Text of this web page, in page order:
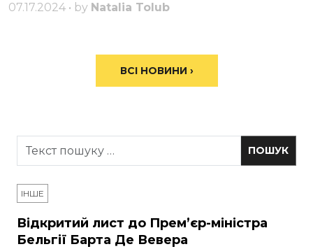
07.17.2024 • by Natalia Tolub
ВСІ НОВИНИ ›
ІНШЕ
Відкритий лист до Прем’єр-міністра
Бельгії Барта Де Вевера